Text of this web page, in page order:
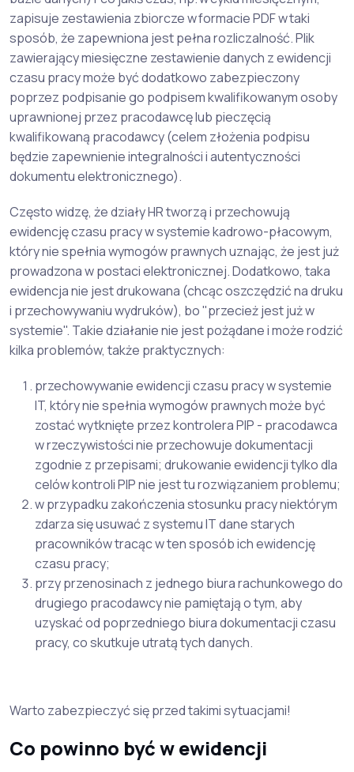
zapisuje zestawienia zbiorcze w formacie PDF w taki
sposób, że zapewniona jest pełna rozliczalność. Plik
zawierający miesięczne zestawienie danych z ewidencji
czasu pracy może być dodatkowo zabezpieczony
poprzez podpisanie go podpisem kwalifikowanym osoby
uprawnionej przez pracodawcę lub pieczęcią
kwalifikowaną pracodawcy (celem złożenia podpisu
będzie zapewnienie integralności i autentyczności
dokumentu elektronicznego).
Często widzę, że działy HR tworzą i przechowują
ewidencję czasu pracy w systemie kadrowo-płacowym,
który nie spełnia wymogów prawnych uznając, że jest już
prowadzona w postaci elektronicznej. Dodatkowo, taka
ewidencja nie jest drukowana (chcąc oszczędzić na druku
i przechowywaniu wydruków), bo "przecież jest już w
systemie". Takie działanie nie jest pożądane i może rodzić
kilka problemów, także praktycznych:
przechowywanie ewidencji czasu pracy w systemie
IT, który nie spełnia wymogów prawnych może być
zostać wytknięte przez kontrolera PIP - pracodawca
w rzeczywistości nie przechowuje dokumentacji
zgodnie z przepisami; drukowanie ewidencji tylko dla
celów kontroli PIP nie jest tu rozwiązaniem problemu;
w przypadku zakończenia stosunku pracy niektórym
zdarza się usuwać z systemu IT dane starych
pracowników tracąc w ten sposób ich ewidencję
czasu pracy;
przy przenosinach z jednego biura rachunkowego do
drugiego pracodawcy nie pamiętają o tym, aby
uzyskać od poprzedniego biura dokumentacji czasu
pracy, co skutkuje utratą tych danych.
Warto zabezpieczyć się przed takimi sytuacjami!
Co powinno być w ewidencji